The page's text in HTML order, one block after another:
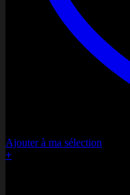
Ajouter à ma sélection
+